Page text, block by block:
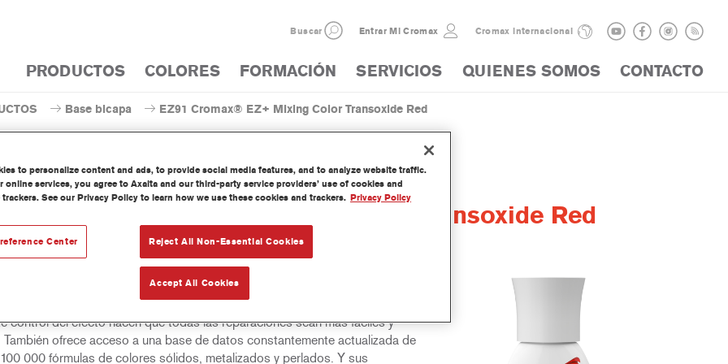
Buscar Entrar Mi Cromax Cromax internacional
PRODUCTOS COLORES FORMACIÓN SERVICIOS QUIENES SOMOS CONTACTO
Base bicapa EZ91 Cromax® EZ+ Mixing Color Transoxide Red
EZ91 Cromax® EZ+ Mixing Color Transoxide Red
bicapa fácil de utilizar, húmedo sobre húmedo, para un excelente
de color, versatilidad y valor. Buena cubrición, fácil difuminado y
control del efecto hacen que todas las reparaciones sean más fáciles y
ofrece acceso a una base de datos constantemente actualizada de
000 fórmulas de colores sólidos, metalizados y perlados. Y sus
to personalize content and ads, to provide social media features, and to analyze website traffic.
online services, you agree to Axalta and our third-party service providers’ use of cookies and
See our Privacy Policy to learn how we use these cookies and trackers. Privacy Policy
Reject All Non-Essential Cookies
Accept All Cookies
Center